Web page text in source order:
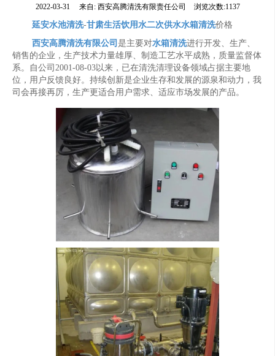
2022-03-31 来自: 西安高腾清洗有限责任公司 浏览次数:1137
延安水池清洗-甘肃生活饮用水二次供水水箱清洗价格
西安高腾清洗有限公司 是主要对水箱清洗进行开发、生产、
销售的企业，生产技术力量雄厚、制造工艺水平成熟，质量监督体
系。自公司2001-08-03以来，已在清洗清理设备领域占据主要地
位，用户反馈良好。持续创新是企业生存和发展的源泉和动力，我
司会再接再厉，生产更适合用户需求、适应市场发展的产品。